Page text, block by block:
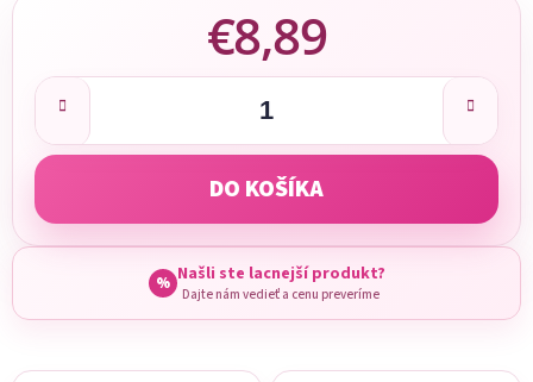
€8,89
Jednotková cena:
DO KOŠÍKA
% Našli ste lacnejší produkt?
Dajte nám vedieť a cenu preveríme